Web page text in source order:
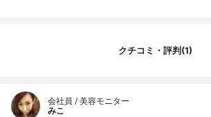
クチコミ・評判(1)
会社員 / 美容モニター
みこ